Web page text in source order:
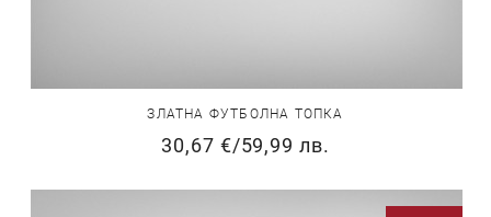
ЗЛАТНА ФУТБОЛНА ТОПКА
30,67 €/59,99 лв.